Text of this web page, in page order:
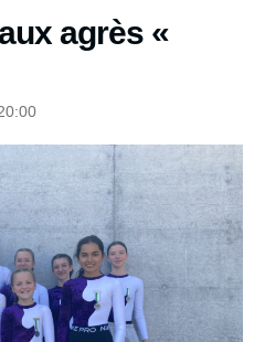
agrès «